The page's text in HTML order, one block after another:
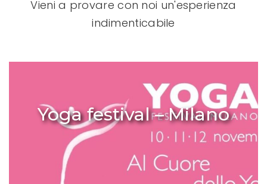
Vieni a provare con noi un'esperienza
indimenticabile
Yoga festival – Milano